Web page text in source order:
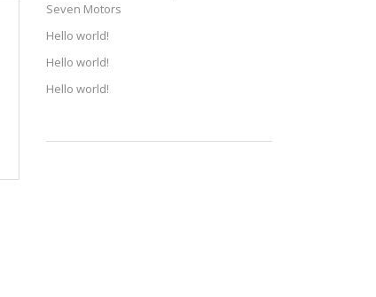
Seven Motors
Hello world!
Hello world!
Hello world!